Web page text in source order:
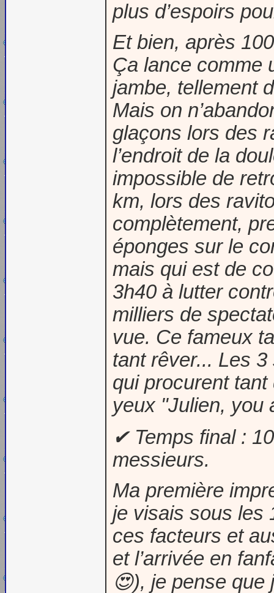
plus d’espoirs
Et bien, après
Ça lance comme
jambe, tellement
Mais on
glaçons lors des
l’endroit de la
impossible de
km, lors des
complètement,
éponges sur le
mais qui est de
3h40 à lutter
milliers de
vue. Ce fameux
tant rêver... Les
qui procurent tant
yeux "Julien, you
✔ Temps final :
messieurs.
Ma première
je visais sous les
ces facteurs et
et l’arrivée en
😍), je pense